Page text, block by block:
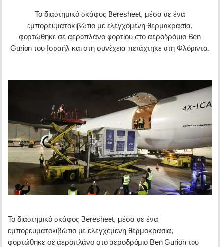
Το διαστημικό σκάφος Beresheet, μέσα σε ένα
εμπορευματοκιβώτιο με ελεγχόμενη θερμοκρασία,
φορτώθηκε σε αεροπλάνο φορτίου στο αεροδρόμιο Ben
Gurion του Ισραήλ και στη συνέχεια πετάχτηκε στη Φλόριντα.
Το διαστημικό σκάφος Beresheet, μέσα σε ένα
εμπορευματοκιβώτιο με ελεγχόμενη θερμοκρασία,
φορτώθηκε σε αεροπλάνο στο αεροδρόμιο Ben Gurion του